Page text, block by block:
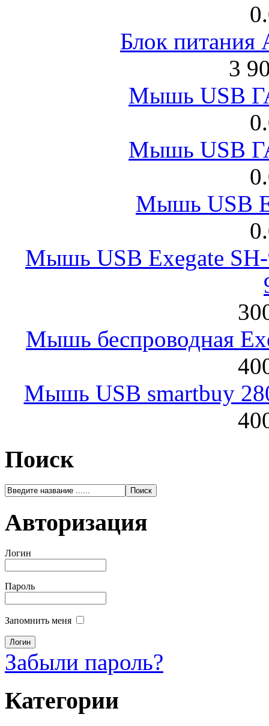
Блок питания
3
Мышь USB
Мышь USB
Мышь USB
Мышь USB Exegate
Мышь беспроводная
Мышь USB smartbuy
Поиск
Авторизация
Логин
Пароль
Запомнить меня
Забыли пароль?
Категории